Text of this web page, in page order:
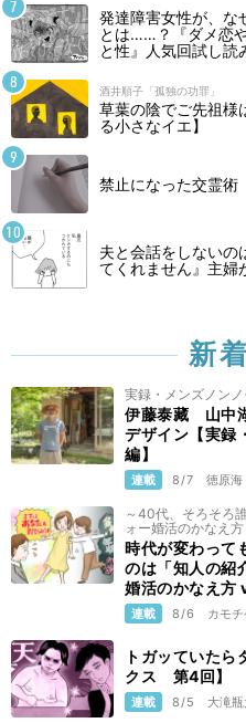
発達障害女性が、な
とは……？『ダメ恋
と性』人気回試し読
酒井順子「孤独の功罪」
草葉の陰でご先祖様
る小さなイエ】
禁止になった交霊術
夫と会話をしない
てくれません』主婦
新
実録・メンズノン
伊藤泰藏 山中
デザイン【実録
編】
連載 8/7 徳原海
～40代、そろそろ
ォー婚活のかなえ方
時代が変わって
のは「知人の紹
婚活のかなえ方
連載 8/6 カモ
トガッていたら
クス 第4回】
連載 8/5 大滝